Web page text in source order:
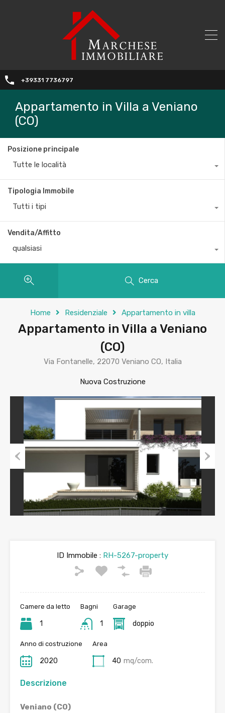
+39331 7736797
Appartamento in Villa a Veniano
(CO)
Posizione principale
Tutte le località
Tipologia Immobile
Tutti i tipi
Vendita/Affitto
qualsiasi
Cerca
Home Residenziale Appartamento in villa
Appartamento in Villa a Veniano
(CO)
Via Fontanelle, 22070 Veniano CO, Italia
Nuova Costruzione
Previous
ID Immobile : RH-5267-property
Camere da letto
1
Bagni
1
Garage
doppio
Anno di costruzione
2020
Area
40 mq/com.
Descrizione
Veniano (CO)